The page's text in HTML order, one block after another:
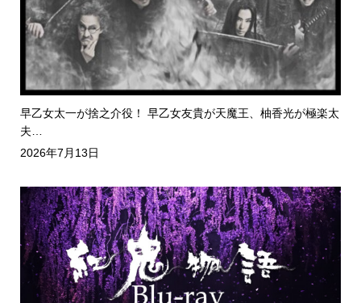
早乙女太一が捨之介役！ 早乙女友貴が天魔王、柚香光が極楽太
夫…
2026年7月13日